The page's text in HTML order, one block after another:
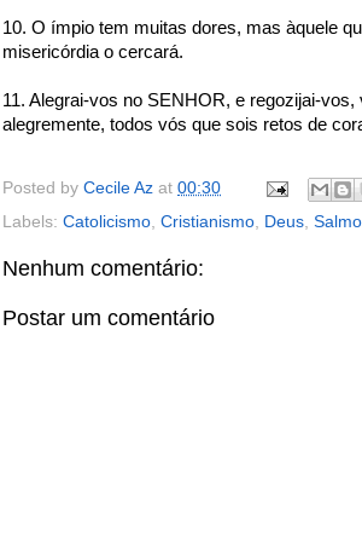
10. O ímpio tem muitas dores, mas àquele
misericórdia o cercará.
11. Alegrai-vos no SENHOR, e regozijai-
alegremente, todos vós que sois retos de
Posted by Cecile Az at 00:30
Labels: Catolicismo Cristianismo Deus
Nenhum comentário:
Postar um comentário